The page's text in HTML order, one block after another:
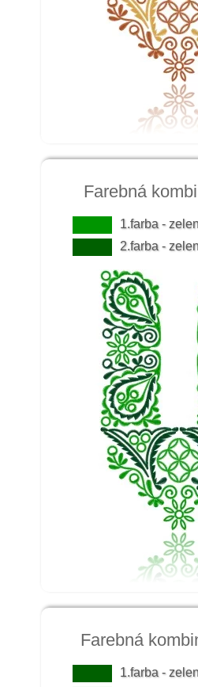
Farebná
1.farba -
2.farba -
Farebná
1.farba -